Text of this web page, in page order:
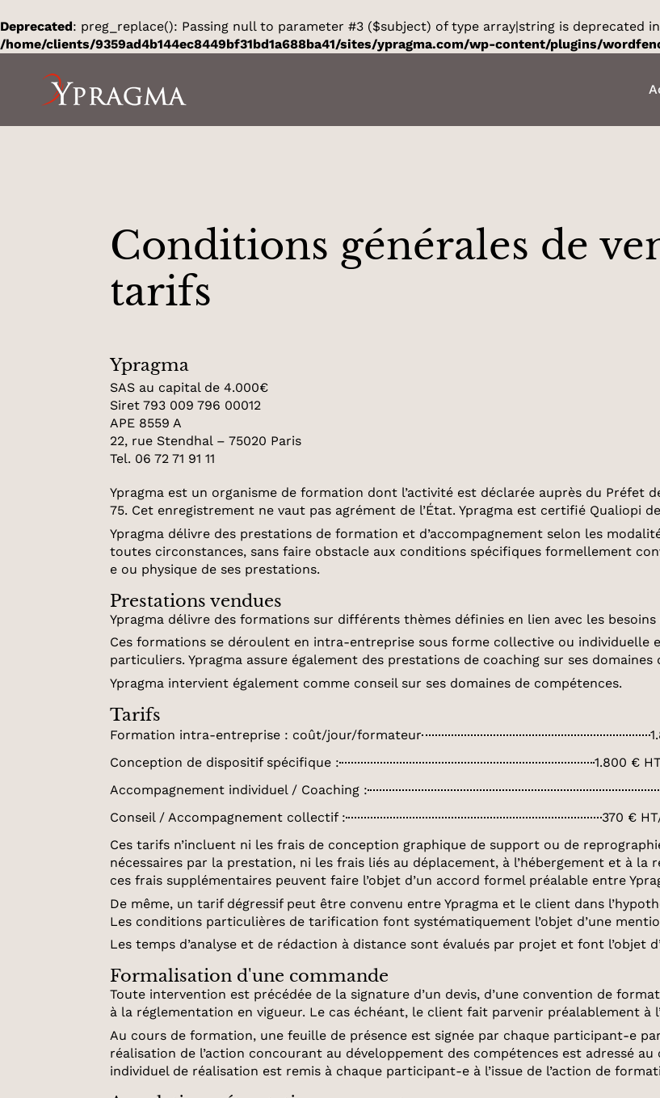
Deprecated: preg_replace(): Passing null to parameter #3 ($subject) of type array|string is deprecated in
/home/clients/9359ad4b144ec8449bf31bd1a688ba41/sites/ypragma.com/wp-content/plugins/
au
contenu
Conditions générales de
tarifs
Ypragma
SAS au capital de 4.000€
Siret 793 009 796 00012
APE 8559 A
22, rue Stendhal – 75020 Paris
Tel. 06 72 71 91 11
Ypragma est un organisme de formation dont l’activité est déclarée auprès du Préfet
75. Cet enregistrement ne vaut pas agrément de l’État. Ypragma est certifié Qualiopi
Ypragma délivre des prestations de formation et d’accompagnement selon les
toutes circonstances, sans faire obstacle aux conditions spécifiques formellement
e ou physique de ses prestations.
Prestations vendues
Ypragma délivre des formations sur différents thèmes définies en lien avec les besoins
Ces formations se déroulent en intra-entreprise sous forme collective ou individuelle
particuliers. Ypragma assure également des prestations de coaching sur ses domaines
Ypragma intervient également comme conseil sur ses domaines de compétences.
Tarifs
Formation intra-entreprise : coût/jour/formateur
Conception de dispositif spécifique :
1.800 €
Accompagnement individuel / Coaching :
Conseil / Accompagnement collectif :
370 €
Ces tarifs n’incluent ni les frais de conception graphique de support ou de
nécessaires par la prestation, ni les frais liés au déplacement, à l’hébergement et à la
ces frais supplémentaires peuvent faire l’objet d’un accord formel préalable entre
De même, un tarif dégressif peut être convenu entre Ypragma et le client dans
Les conditions particulières de tarification font systématiquement l’objet d’une
Les temps d’analyse et de rédaction à distance sont évalués par projet et font l’objet
Formalisation d'une commande
Toute intervention est précédée de la signature d’un devis, d’une convention de
à la réglementation en vigueur. Le cas échéant, le client fait parvenir préalablement à
Au cours de formation, une feuille de présence est signée par chaque participant-e
réalisation de l’action concourant au développement des compétences est adressé
individuel de réalisation est remis à chaque participant-e à l’issue de l’action de